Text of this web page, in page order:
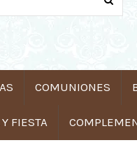
COMUNIONES
FIESTA